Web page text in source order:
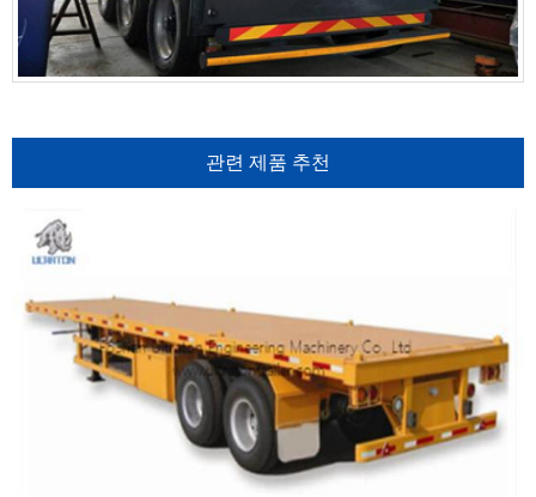
관련 제품 추천